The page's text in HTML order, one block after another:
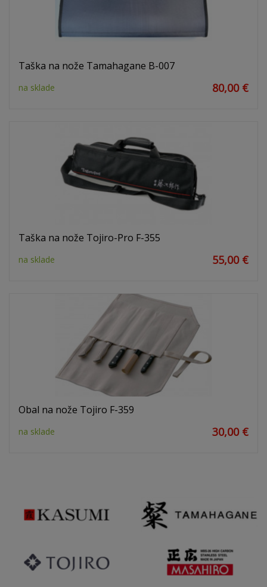
Taška na nože Tamahagane B-007
na sklade 80,00 €
Taška na nože Tojiro-Pro F-355
na sklade 55,00 €
Obal na nože Tojiro F-359
na sklade 30,00 €